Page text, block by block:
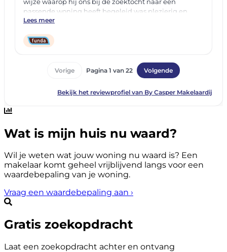
Wat is mijn huis nu waard?
Wil je weten wat jouw woning nu waard is? Een
makelaar komt geheel vrijblijvend langs voor een
waardebepaling van je woning.
Vraag een waardebepaling aan ›
Gratis zoekopdracht
Laat een zoekopdracht achter en ontvang